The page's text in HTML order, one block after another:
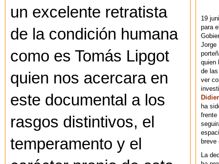
un excelente retratista
de la condición humana
como es Tomás Lipgot
quien nos acercara en
este documental a los
rasgos distintivos, el
temperamento y el
19
para
Jorge
quien
de
ver
Didier
ha
frente
breve
La